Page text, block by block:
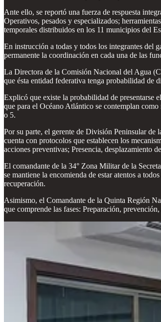
Ante ello, se reportó una fuerza de respuesta
Operativos, pesados y especializados;
temporales distribuidos en los 11 municipios del
En instrucción a todas y todos los integrantes del
permanente la coordinación en cada una de las
La Directora de la Comisión Nacional del Agua
que ésta entidad federativa tenga probabilidad de
Explicó que existe la probabilidad de presentarse
que para el Océano Atlántico se contemplan
o 5.
Por su parte, el gerente de División Peninsular
cuenta con protocolos que establecen los
acciones preventivas; Presencia, desplazamiento
El comandante de la 34° Zona Militar de la
se mantiene la encomienda de estar atentos a
recuperación.
Asimismo, el Comandante de la Quinta Región
que comprende las fases: Preparación,